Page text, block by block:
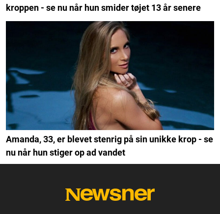
kroppen - se nu når hun smider tøjet 13 år senere
Amanda, 33, er blevet stenrig på sin unikke krop - se
nu når hun stiger op ad vandet